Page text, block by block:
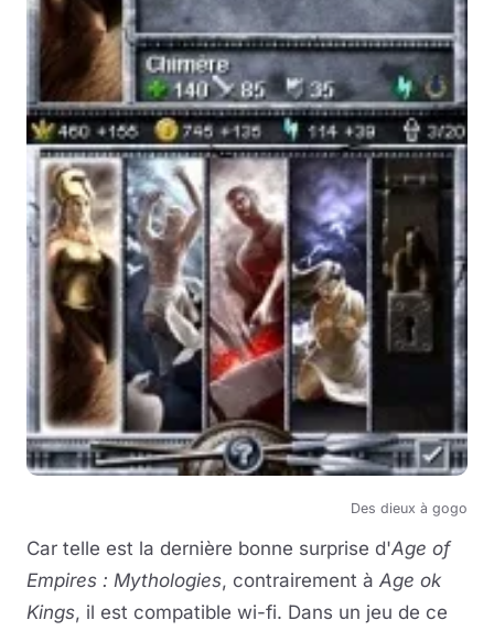
Des dieux à gogo
Car telle est la dernière bonne surprise d'Age of
Empires : Mythologies, contrairement à Age ok
Kings, il est compatible wi-fi. Dans un jeu de ce